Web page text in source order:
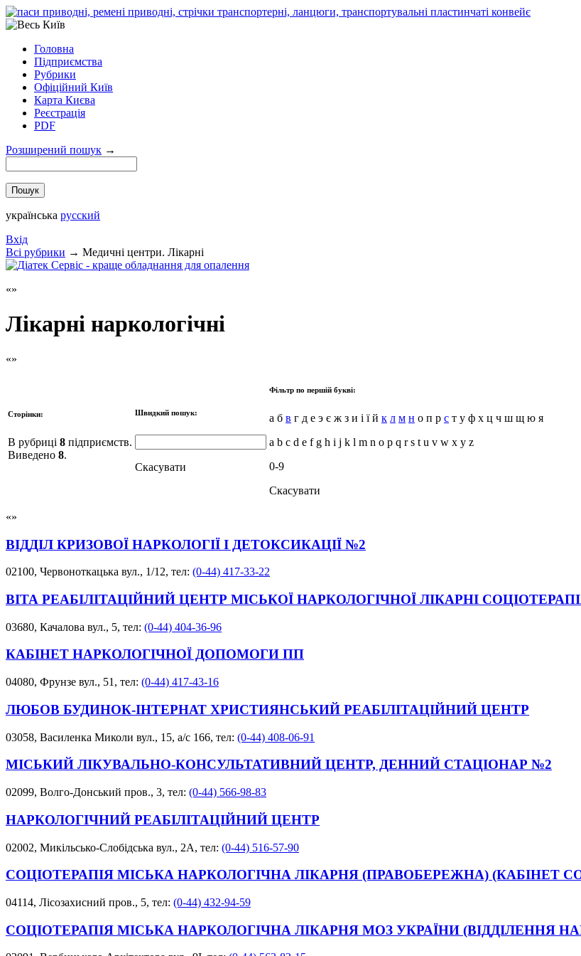
Головна
Підприємства
Рубрики
Офіційний Київ
Карта Києва
Реєстрація
PDF
Розширений пошук →
українська русский
Вхід
Всi рубрики → Медичні центри. Лікарні
Лікарні наркологічні
Сторінки:
В рубриці 8 підприємств.
Виведено 8.
Швидкий пошук:
Скасувати
Фільтр по першій букві:
а б в г д е э є ж з и і ї й к л м н о п р с т у ф х ц ч ш щ ю я
a b c d e f g h i j k l m n o p q r s t u v w x y z
0-9
Скасувати
ВІДДІЛ КРИЗОВОЇ НАРКОЛОГІЇ І ДЕТОКСИКАЦІЇ №2
02100, Червоноткацька вул., 1/12, тел: (0-44) 417-33-22
ВІТА РЕАБІЛІТАЦІЙНИЙ ЦЕНТР МІСЬКОЇ НАРКОЛОГІЧНОЇ ЛІКАРНІ
03680, Качалова вул., 5, тел: (0-44) 404-36-96
КАБІНЕТ НАРКОЛОГІЧНОЇ ДОПОМОГИ ПП
04080, Фрунзе вул., 51, тел: (0-44) 417-43-16
ЛЮБОВ БУДИНОК-ІНТЕРНАТ ХРИСТИЯНСЬКИЙ РЕАБІЛІТАЦІЙНИЙ ЦЕНТР
03058, Василенка Миколи вул., 15, а/с 166, тел: (0-44) 408-06-91
МІСЬКИЙ ЛІКУВАЛЬНО-КОНСУЛЬТАТИВНИЙ ЦЕНТР, ДЕННИЙ СТАЦІОНАР №2
02099, Волго-Донський пров., 3, тел: (0-44) 566-98-83
НАРКОЛОГІЧНИЙ РЕАБІЛІТАЦІЙНИЙ ЦЕНТР
02002, Микільсько-Слобідська вул., 2А, тел: (0-44) 516-57-90
СОЦІОТЕРАПІЯ МІСЬКА НАРКОЛОГІЧНА ЛІКАРНЯ (ПРАВОБЕРЕЖНА) (КАБІНЕТ
04114, Лісозахисний пров., 5, тел: (0-44) 432-94-59
СОЦІОТЕРАПІЯ МІСЬКА НАРКОЛОГІЧНА ЛІКАРНЯ МОЗ УКРАЇНИ (ВІДДІЛЕННЯ